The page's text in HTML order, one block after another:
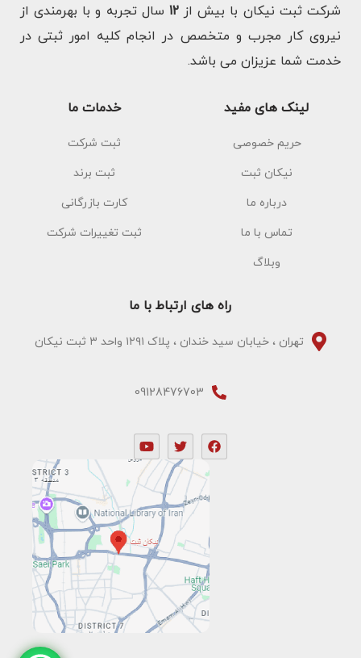
شرکت ثبت نیکان با بیش از 12 سال تجربه و با بهرمندی از
نیروی کار مجرب و متخصص در انجام کلیه امور ثبتی در
خدمت شما عزیزان می باشد.
لینک های مفید
حریم خصوصی
نیکان ثبت
درباره ما
تماس با ما
وبلاگ
خدمات ما
ثبت شرکت
ثبت برند
کارت بازرگانی
ثبت تغییرات شرکت
راه های ارتباط با ما
تهران ، خیابان سید خندان ، پلاک ۱۲۹۱ واحد ۳ ثبت نیکان
09128476703